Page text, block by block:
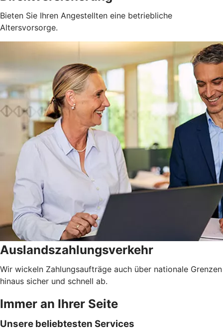
Bieten Sie Ihren Angestellten eine betriebliche
Altersvorsorge.
Auslandszahlungsverkehr
Wir wickeln Zahlungsaufträge auch über nationale Grenzen
hinaus sicher und schnell ab.
Immer an Ihrer Seite
Unsere beliebtesten Services